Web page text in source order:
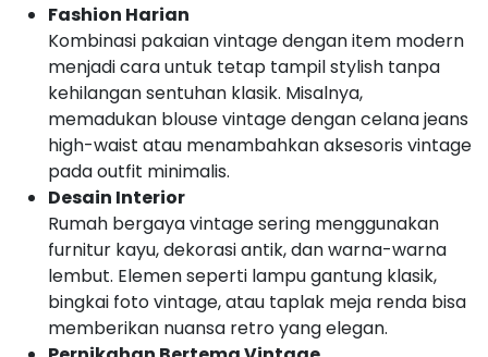
Fashion Harian
Kombinasi pakaian vintage dengan item modern
menjadi cara untuk tetap tampil stylish tanpa
kehilangan sentuhan klasik. Misalnya,
memadukan blouse vintage dengan celana jeans
high-waist atau menambahkan aksesoris vintage
pada outfit minimalis.
Desain Interior
Rumah bergaya vintage sering menggunakan
furnitur kayu, dekorasi antik, dan warna-warna
lembut. Elemen seperti lampu gantung klasik,
bingkai foto vintage, atau taplak meja renda bisa
memberikan nuansa retro yang elegan.